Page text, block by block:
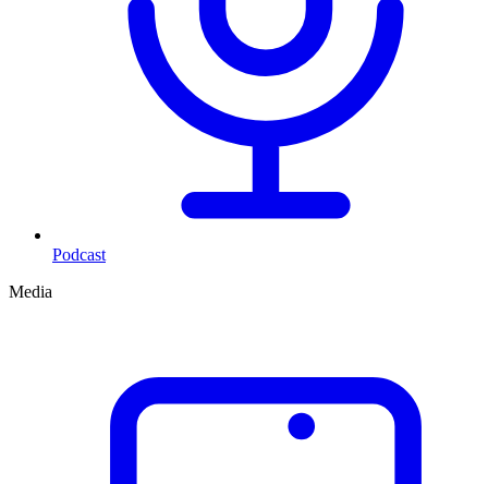
Podcast
Media